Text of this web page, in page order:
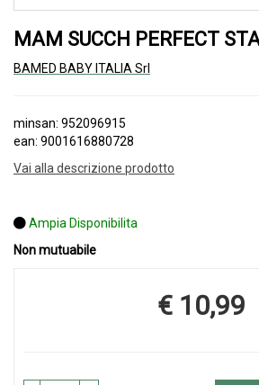
MAM SUCCH PERFECT
BAMED BABY ITALIA Srl
minsan: 952096915
ean: 9001616880728
Vai alla descrizione prodotto
Ampia Disponibilita
Non mutuabile
Prezzo
€ 10,99